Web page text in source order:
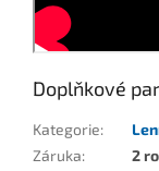
Doplňkové
Kategorie:
Záruka:
2